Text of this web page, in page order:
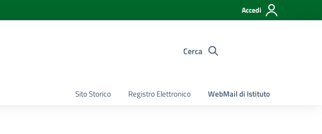
Accedi
Cerca
Sito Storico Registro Elettronico WebMail di Istituto